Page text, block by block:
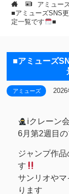
アミュー
■アミューズSNS
定一覧です
■
■アミューズ
アミューズ 2026
iクレーン
6月第2週目
ジャンプ作
す
サンリオや
ります